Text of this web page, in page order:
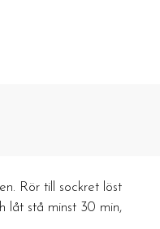
Rör till sockret löst
låt stå minst 30 min,